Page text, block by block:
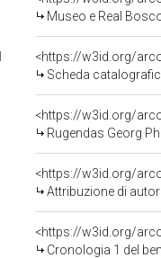
Museo e Real
<https://w3id.org/
Scheda
<https://w3id.org/
Rugendas Georg
<https://w3id.org/
Attribuzione di
<https://w3id.org/
Cronologia 1 del